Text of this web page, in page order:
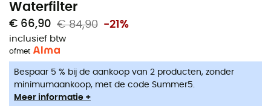
Waterfilter
€ 66,90 € 84,90 -21%
inclusief btw
ofmet
Bespaar 5 % bij de aankoop van 2 producten, zonder
minimumaankoop, met de code Summer5.
Meer informatie +